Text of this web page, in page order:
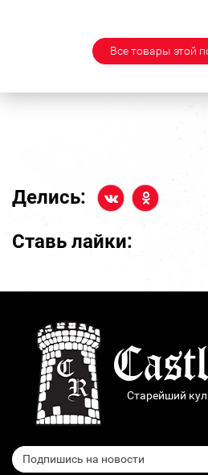
Все товары этой
Делись:
Ставь лайки:
Старейший